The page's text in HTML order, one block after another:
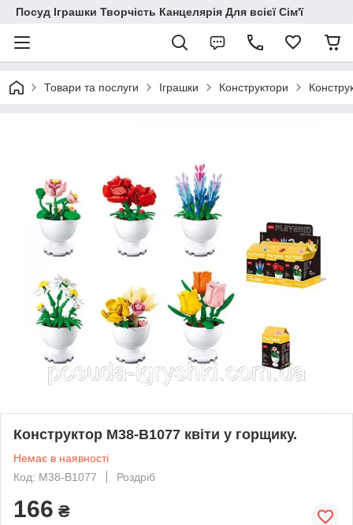
Посуд Іграшки Творчість Канцелярія Для всієї Сім'ї
Товари та послуги Іграшки Конструктори
Конструктор M38-B1077 квіти у горщику.
Немає в наявності
Код: M38-B1077
Роздріб
166 ₴